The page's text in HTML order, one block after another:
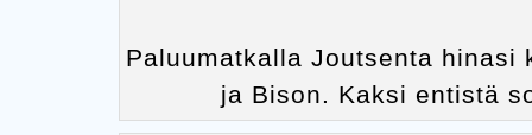
Paluumatkalla Joutsenta
ja Bison. Kaksi entistä